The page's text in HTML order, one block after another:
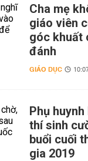
Cha mẹ
giáo viên
góc khuất
đánh
GIÁO DỤC
Phụ
thí sinh
buổi cuối
gia 2019